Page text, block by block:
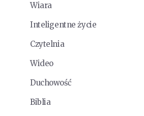
Wiara
Inteligentne życie
Czytelnia
Wideo
Duchowość
Biblia